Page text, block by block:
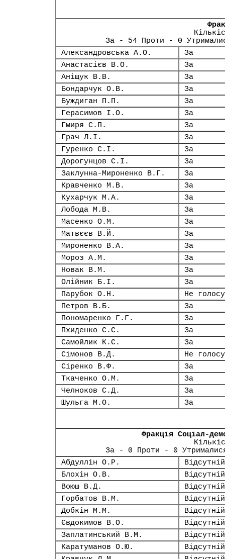
За - 54 Проти - 0
Александровська А.О.
За
Анастасієв В.О.
За
Аніщук В.В.
За
Бондарчук О.В.
За
Буждиган П.П.
За
Герасимов І.О.
За
Гмиря С.П.
За
Грач Л.І.
За
Гуренко С.І.
За
Дорогунцов С.І.
За
Заклунна-Мироненко В.Г.
За
Кравченко М.В.
За
Кухарчук М.А.
За
Лобода М.В.
За
Масенко О.М.
За
Матвєєв В.Й.
За
Мироненко В.А.
За
Мороз А.М.
За
Новак В.М.
За
Олійник Б.І.
За
Парубок О.Н.
Не
Петров В.Б.
За
Пономаренко Г.Г.
За
Пхиденко С.С.
За
Самойлик К.С.
За
Сімонов В.Д.
Не
Сіренко В.Ф.
За
Ткаченко О.М.
За
Челноков С.Д.
За
Шульга М.О.
За
Фракція Соціал-
За - 0 Проти - 0
Абдуллін О.Р.
Відсутній
Блохін О.В.
Відсутній
Воюш В.Д.
Відсутній
Горбатов В.М.
Відсутній
Добкін М.М.
Відсутній
Євдокимов В.О.
Відсутній
Заплатинський В.М.
Відсутній
Каратуманов О.Ю.
Відсутній